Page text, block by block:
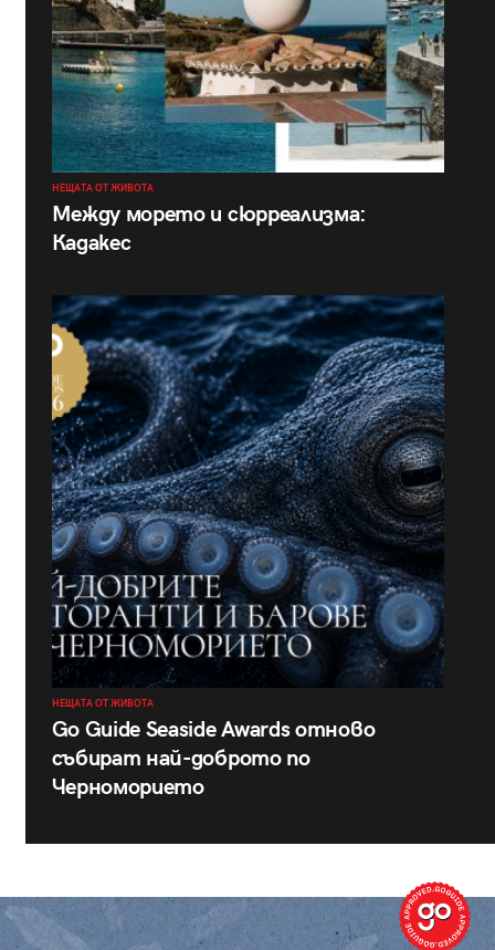
НЕЩАТА ОТ ЖИВОТА
Между морето и сюрреализма:
Кадакес
НЕЩАТА ОТ ЖИВОТА
Go Guide Seaside Awards отново
събират най-доброто по
Черноморието